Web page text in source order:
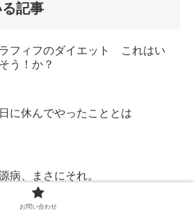
記事
フィフのダイエット これはい
う！か？
に休んでやったこととは
病、まさにそれ。
お問い合わせ